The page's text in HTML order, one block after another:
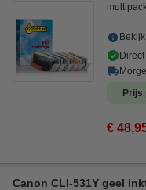
Prijs
€
Canon CLI-531Y geel